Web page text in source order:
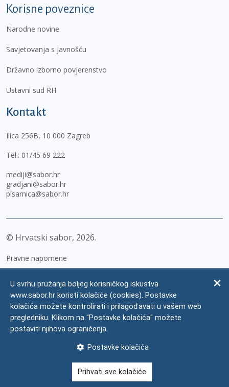
Korisne poveznice
Narodne novine
Savjetovanja s javnošću
Državno izborno povjerenstvo
Ustavni sud RH
Kontakt
Ilica 256B, 10 000 Zagreb
Tel.: 01/45 69 222
mediji@sabor.hr
gradjani@sabor.hr
pisarnica@sabor.hr
© Hrvatski sabor, 2026
Pravne napomene
Zaštita osobnih podataka
Impressum
Česta pitanja
U svrhu pružanja boljeg korisničkog iskustva
www.sabor.hr koristi kolačiće (cookies). Postavke
kolačića možete kontrolirati i prilagođavati u vašem web
pregledniku. Klikom na "Postavke kolačića" možete
postaviti njihova ograničenja.
Postavke kolačića
Prihvati sve kolačiće